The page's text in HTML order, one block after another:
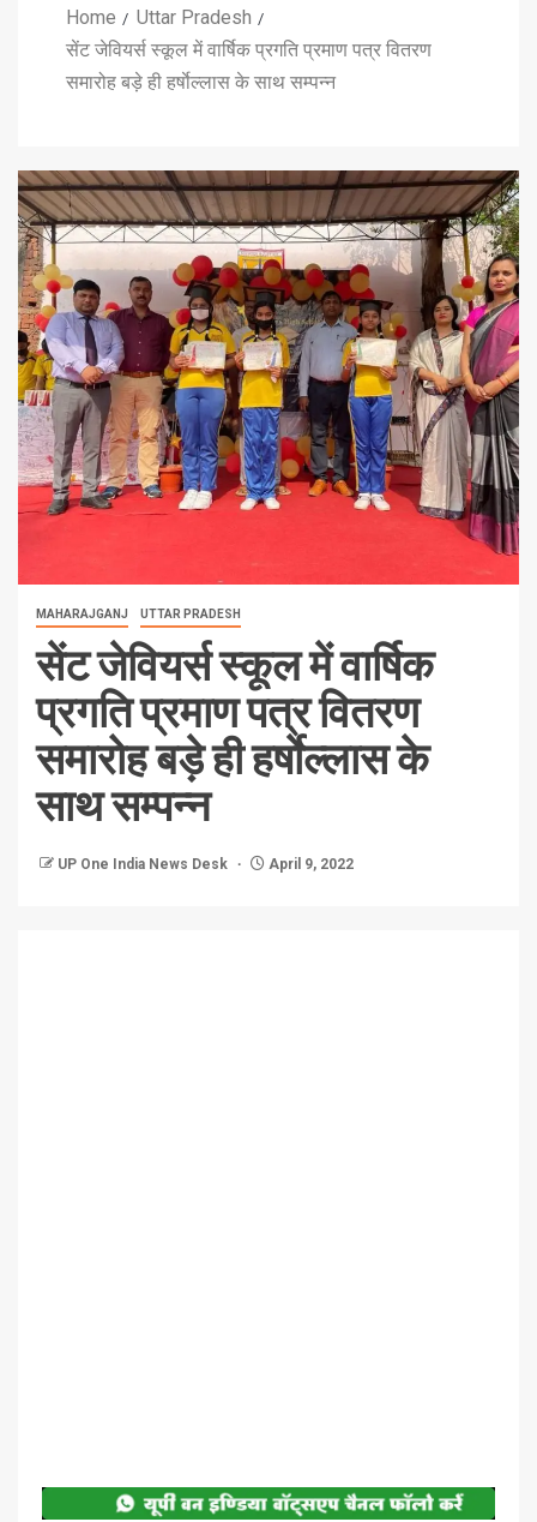
Home
Uttar Pradesh
सेंट जेवियर्स स्कूल में वार्षिक प्रगति प्रमाण पत्र वितरण
समारोह बड़े ही हर्षाेल्लास के साथ सम्पन्न
MAHARAJGANJ UTTAR PRADESH
सेंट जेवियर्स स्कूल में वार्षिक
प्रगति प्रमाण पत्र वितरण
समारोह बड़े ही हर्षाेल्लास के
साथ सम्पन्न
UP One India News Desk April 9, 2022